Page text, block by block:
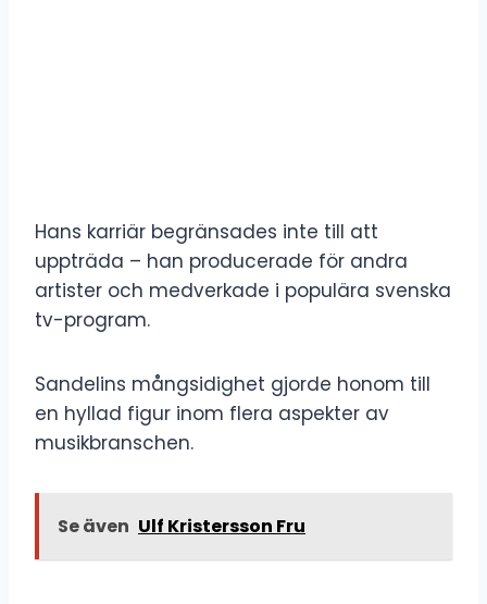
Hans karriär begränsades inte till att
uppträda – han producerade för andra
artister och medverkade i populära svenska
tv-program.
Sandelins mångsidighet gjorde honom till
en hyllad figur inom flera aspekter av
musikbranschen.
Se även Ulf Kristersson Fru